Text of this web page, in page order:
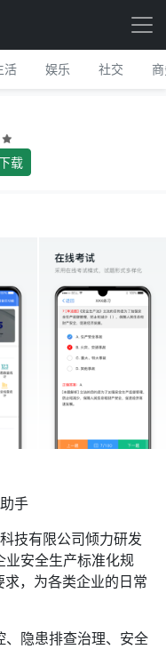
活 娱乐 社交
载
手
技有限公司倾力研发
业安全生产标准化规
，为各类企业的日常
隐患排查治理、安全